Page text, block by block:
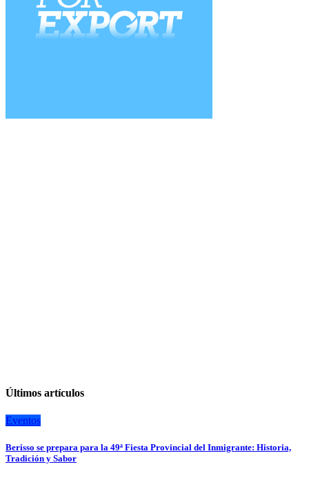
Últimos artículos
Eventos
Berisso se prepara para la 49ª Fiesta Provincial del Inmigrante: Historia,
Tradición y Sabor